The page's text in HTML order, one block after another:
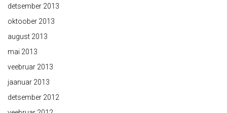
detsember 2013
oktoober 2013
august 2013
mai 2013
veebruar 2013
jaanuar 2013
detsember 2012